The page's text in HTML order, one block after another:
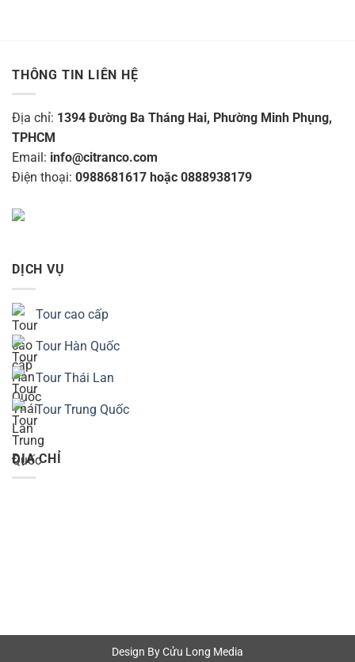
THÔNG TIN LIÊN HỆ
Địa chỉ: 1394 Đường Ba Tháng Hai, Phường Minh Phụng,
TPHCM
Email: info@citranco.com
Điện thoại: 0988681617 hoặc 0888938179
DỊCH VỤ
Tour cao cấp
Tour Hàn Quốc
Tour Thái Lan
Tour Trung Quốc
ĐỊA CHỈ
Design By Cửu Long Media